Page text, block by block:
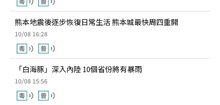
熊本地震後逐步恢復日常生活 熊本城最快周四重開
10/08 16:28
「白海豚」深入內陸 10個省份將有暴雨
10/08 15:56